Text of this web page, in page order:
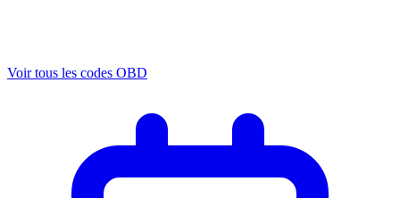
Voir tous les codes OBD